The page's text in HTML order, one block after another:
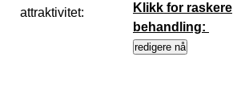
attraktivitet:
Klikk for raskere
behandling: